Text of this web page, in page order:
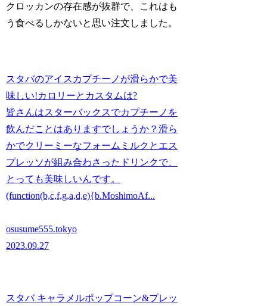
クロッカンの存在感が抜群で、これはも
う食べるしかないと思い注文しました。
スタバのアイスカプチーノが滑らかで美
味しい!カロリーとカスタムは?
皆さんはスターバックスでカプチーノを
飲んだことはありますでしょうか？滑ら
かでクリーミーなフォームミルクとエス
プレッソが組み合わさったドリンクで、
とっても美味しいんです。
(function(b,c,f,g,a,d,e){b.MoshimoAf...
osusume555.tokyo
2023.09.27
スタバ キャラメルポップコーン&プレッ